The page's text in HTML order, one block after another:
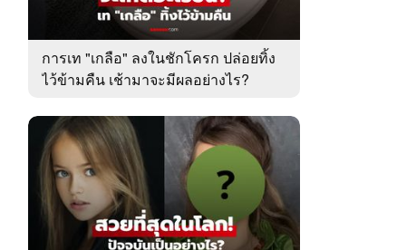
การเท "เกลือ" ลงในชักโครก ปล่อยทิ้ง
ไว้ข้ามคืน เช้ามาจะมีผลอย่างไร?